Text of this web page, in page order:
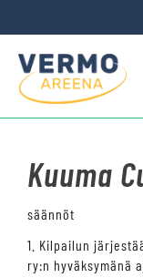
Kuuma
säännöt
1. Kilpailun
ry:n hyväksymänä